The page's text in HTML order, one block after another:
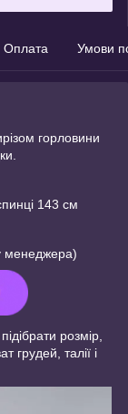
Оплата Умови
горловини
143 см
менеджера)
розмір,
грудей, талії і